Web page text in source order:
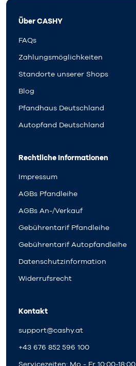
Über CASHY
FAQs
Zahlungsmöglichkeiten
Standorte unserer Shops
Blog
Pfandhaus Deutschland
Autopfand Deutschland
Rechtliche Informationen
Impressum
AGBs Pfandleihe
AGBs An-/Verkauf
Gebührentarif Pfandleihe
Gebührentarif Autopfandleihe
Datenschutzinformation
Widerrufsrecht
Kontakt
support@cashy.at
+43 676 852 596 100
Servicezeiten: Mo - Fr 10:00-18:00